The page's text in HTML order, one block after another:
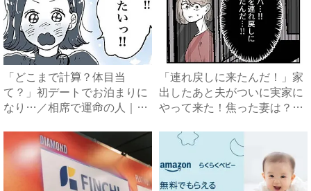
「どこまで計算？体目当
て？」初デートでお泊まりに
なり…／相席で運命の人｜ベ
「連れ戻しに来たんだ！」家
出したあと夫がついに実家に
やって来た！焦った妻は？